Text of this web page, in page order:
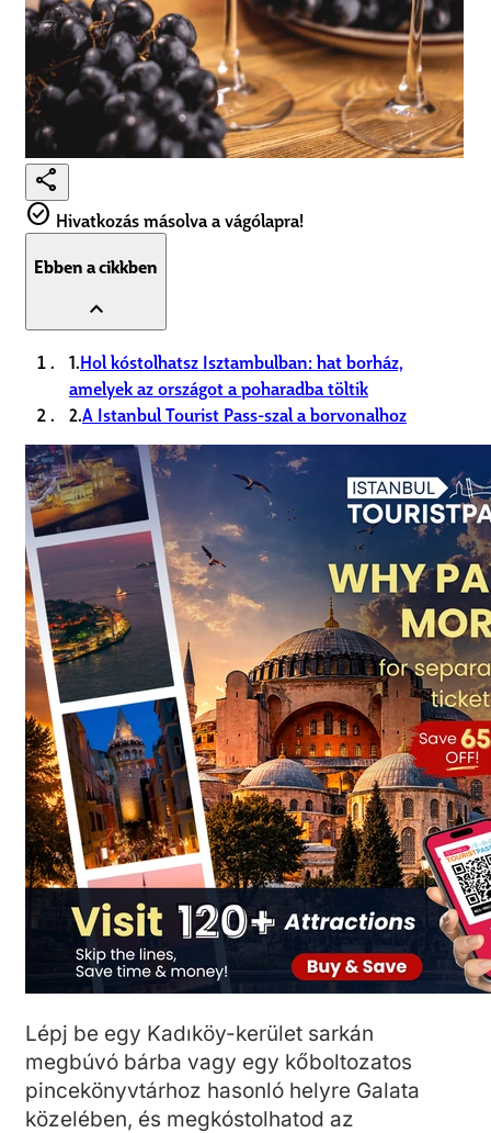
share
check_circle Hivatkozás másolva a vágólapra!
Ebben a cikkben
expand_less
1.Hol kóstolhatsz Isztambulban: hat borház,
amelyek az országot a poharadba töltik
2.A Istanbul Tourist Pass-szal a borvonalhoz
Lépj be egy Kadıköy-kerület sarkán
megbúvó bárba vagy egy kőboltozatos
pincekönyvtárhoz hasonló helyre Galata
közelében, és megkóstolhatod az